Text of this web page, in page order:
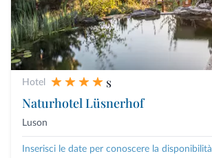
Hotel
s
Naturhotel Lüsnerhof
Luson
Inserisci le date per conoscere la disponibilità